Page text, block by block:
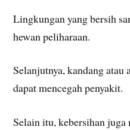
Lingkungan yang bersih
hewan peliharaan.
Selanjutnya, kandang atau
dapat mencegah penyakit.
Selain itu, kebersihan juga